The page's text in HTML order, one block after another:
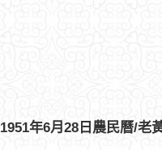
1951年6月28日農民曆/老